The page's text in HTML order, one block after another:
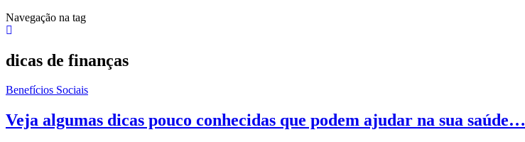
Navegação na tag
dicas de finanças
Benefícios Sociais
Veja algumas dicas pouco conhecidas que podem ajudar na sua saúde…